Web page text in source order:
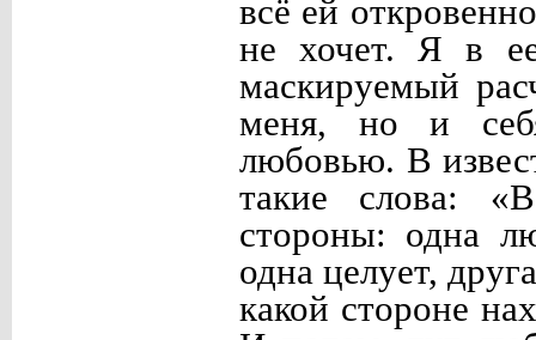
всё ей
не хочет. Я в
маскируемый
меня, но и
любовью. В
такие слова:
стороны: одна
одна целует,
какой стороне